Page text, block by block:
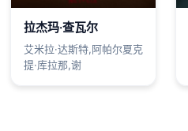
拉杰玛·查瓦尔
艾米拉·达斯特,阿帕尔夏克
提·库拉那,谢